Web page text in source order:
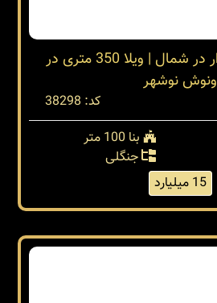
فروش ویلا سنددار در شمال | ویلا 350 متری در
ونوش نوشهر
کد: 38298
بنا 100 متر
جنگلی
15 میلیارد